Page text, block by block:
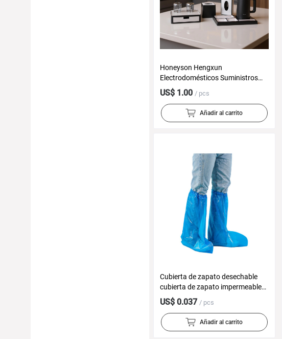
Honeyson Hengxun
Electrodomésticos Suministros
para Hoteles Venta al por Mayor
Suministros para Habitaciones de
Huéspedes Teléfonos para
Hoteles Hervidores Eléctricos
US$ 1.00 / pcs
Añadir al carrito
Cubierta de zapato desechable
cubierta de zapato impermeable
día lluvioso engrosada cubierta de
pie largo al aire libre a la deriva
cubierta de bota de plástico al por
mayor
US$ 0.037 / pcs
Añadir al carrito